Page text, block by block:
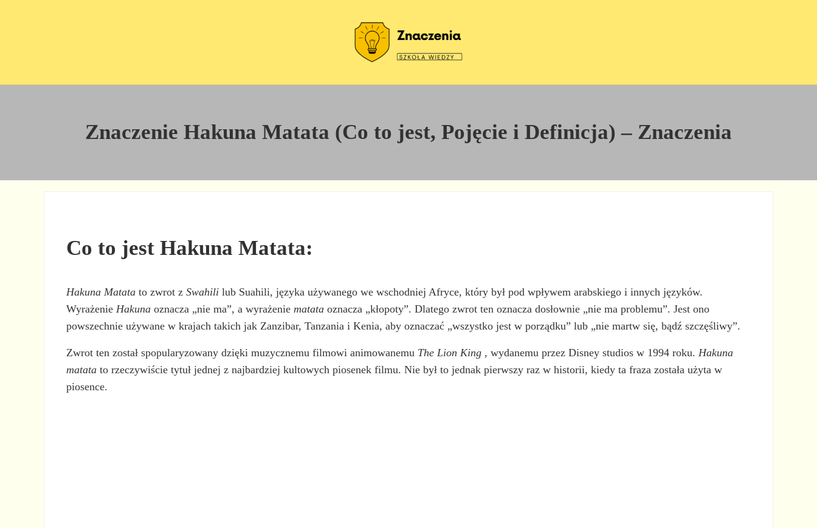
Znaczenie Hakuna Matata (Co to jest, Pojęcie i Definicja) – Znaczenia
Co to jest Hakuna Matata:
Hakuna Matata to zwrot zSwahili lub Suahili, języka używanego we wschodniej Afryce, który był pod wpływem arabskiego i innych języków.
Wyrażenie Hakuna oznacza „nie ma”, a wyrażenie matata oznacza „kłopoty”. Dlatego zwrot ten oznacza dosłownie „nie ma problemu”. Jest ono
powszechnie używane w krajach takich jak Zanzibar, Tanzania i Kenia, aby oznaczać „wszystko jest w porządku” lub „nie martw się, bądź szczęśliwy”.
Zwrot ten został spopularyzowany dzięki muzycznemu filmowi animowanemu The Lion King , wydanemu przez Disney studios w 1994 roku. Hakuna
matata to rzeczywiście tytuł jednej z najbardziej kultowych piosenek filmu. Nie był to jednak pierwszy raz w historii, kiedy ta fraza została użyta w
piosence.